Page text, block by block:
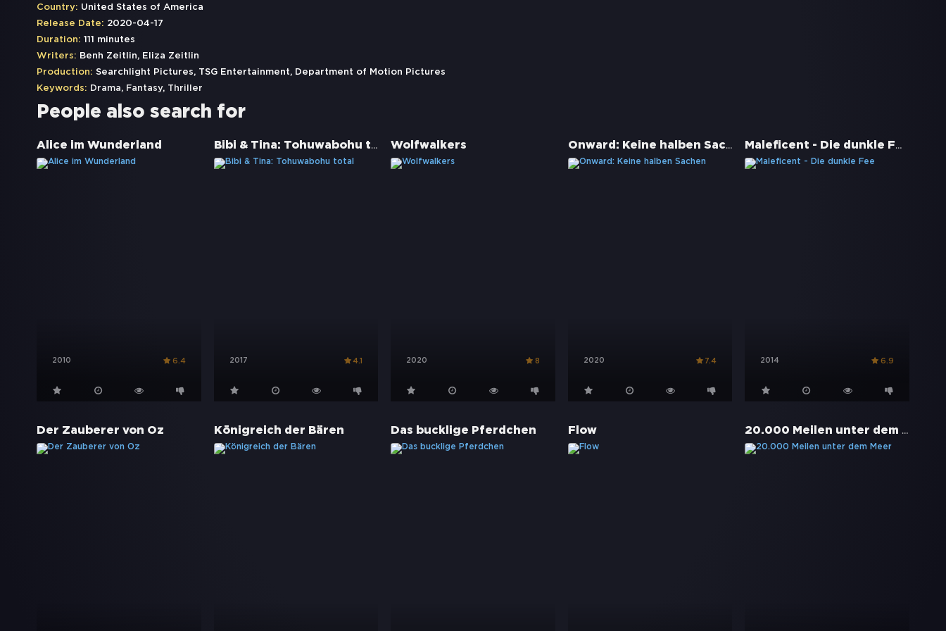
Country: United States of America
Release Date: 2020-04-17
Duration: 111 minutes
Writers: Benh Zeitlin, Eliza Zeitlin
Production: Searchlight Pictures, TSG Entertainment, Department of Motion Pictures
Keywords: Drama, Fantasy, Thriller
People also search for
Alice im Wunderland
2010 6.4
Bibi & Tina: Tohuwabohu total
2017 4.1
Wolfwalkers
2020 8
Onward: Keine halben Sachen
2020 7.4
Maleficent - Die dunkle Fee
2014 6.9
Der Zauberer von Oz Königreich der Bären Das bucklige Pferdchen Flow 20.000 Meilen unter dem Meer